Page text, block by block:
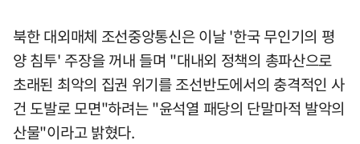
북한 대외매체 조선중앙통신은 이날 '한국 무인기의 평
양 침투' 주장을 꺼내 들며 "대내외 정책의 총파산으로
초래된 최악의 집권 위기를 조선반도에서의 충격적인 사
건 도발로 모면"하려는 "윤석열 패당의 단말마적 발악의
산물"이라고 밝혔다.